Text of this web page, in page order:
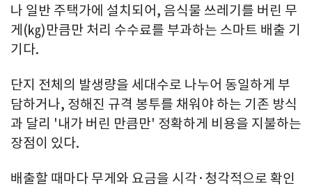
나 일반 주택가에 설치되어, 음식물 쓰레기를 버린 무
게(㎏)만큼만 처리 수수료를 부과하는 스마트 배출 기
기다.
단지 전체의 발생량을 세대수로 나누어 동일하게 부
담하거나, 정해진 규격 봉투를 채워야 하는 기존 방식
과 달리 '내가 버린 만큼만' 정확하게 비용을 지불하는
장점이 있다.
배출할 때마다 무게와 요금을 시각·청각적으로 확인